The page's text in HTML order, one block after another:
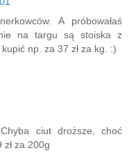
A próbowałaś
na targu są stoiska z
np. za 37 zł za kg. :)
ciut droższe, choć
za 200g